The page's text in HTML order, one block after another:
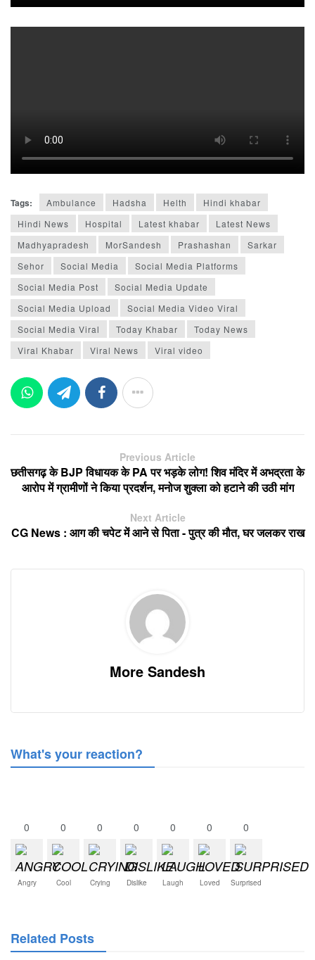
Tags: Ambulance Hadsha Helth
Hindi khabar
Hindi News
Hospital Latest khabar
Latest News
Madhyapradesh
MorSandesh Prashashan
Sarkar
Sehor
Social Media
Social Media Platforms
Social Media Post
Social Media Update
Social Media Upload
Social Media Video Viral
Social Media Viral
Today Khabar
Today News
Viral Khabar
Viral News Viral video
Previous Article
छतीसगढ़ के BJP विधायक के PA पर भड़के लोग! शिव मंदिर में अभद्रता के
आरोप में ग्रामीणों ने किया प्रदर्शन, मनोज शुक्ला को हटाने की उठी मांग
Next Article
CG News : आग की चपेट में आने से पिता - पुत्र की मौत, घर जलकर राख
More Sandesh
What's your reaction?
0
Angry
0
Cool
0
Crying
0
Dislike
0
Laugh
0
Loved
0
Surprised
Related Posts